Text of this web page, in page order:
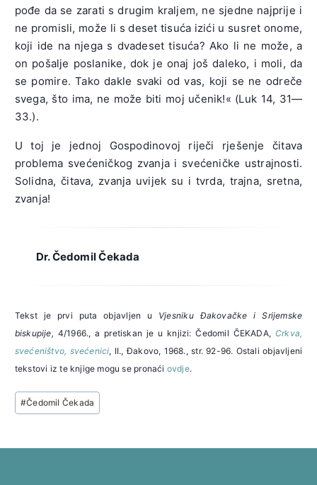
pođe da se zarati s drugim kraljem, ne sjedne najprije i
ne promisli, može li s deset tisuća izići u susret onome,
koji ide na njega s dvadeset tisuća? Ako li ne može, a
on pošalje poslanike, dok je onaj još daleko, i moli, da
se pomire. Tako dakle svaki od vas, koji se ne odreče
svega, što ima, ne može biti moj učenik!« (Luk 14, 31—
33.).
U toj je jednoj Gospodinovoj riječi rješenje čitava
problema svećeničkog zvanja i svećeničke ustrajnosti.
Solidna, čitava, zvanja uvijek su i tvrda, trajna, sretna,
zvanja!
Dr. Čedomil Čekada
Tekst je prvi puta objavljen u Vjesniku Đakovačke i Srijemske
biskupije, 4/1966., a pretiskan je u knjizi: Čedomil ČEKADA, Crkva,
svećeništvo, svećenici, II., Đakovo, 1968., str. 92-96. Ostali objavljeni
tekstovi iz te knjige mogu se pronaći ovdje.
Post
Tags:
#Čedomil Čekada